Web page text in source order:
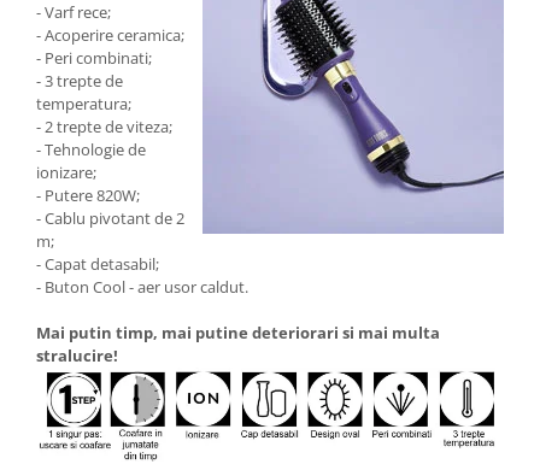
Aspiratoare nazale
Pompe de san
Incalzitoare si sterilizatoare
Diverse
Electrocasnice & climatizare
Ventilatoare
Purificatoare
Incalzitoare corporale
Electrocasnice mici
Suplimente nutritive
Proteine si aminoacizi
Proteine
Aminoacizi
Tablete energizante
- Varf rece;
- Acoperire ceramica;
- Peri combinati;
- 3 trepte de
temperatura;
- 2 trepte de viteza;
- Tehnologie de
ionizare;
- Putere 820W;
- Cablu pivotant de 2
m;
- Capat detasabil;
- Buton Cool - aer usor caldut.
Mai putin timp, mai putine deteriorari si mai multa
stralucire!